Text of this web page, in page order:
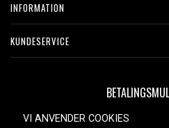
INFORMATION
KUNDESERVICE
VI ANVENDER COOKIES